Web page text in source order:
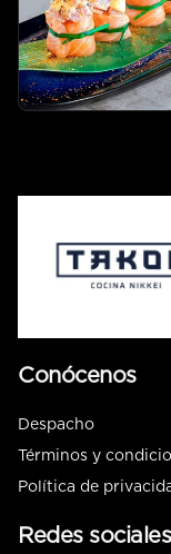
Conócenos
Despacho
Términos y
Política de
Redes sociales